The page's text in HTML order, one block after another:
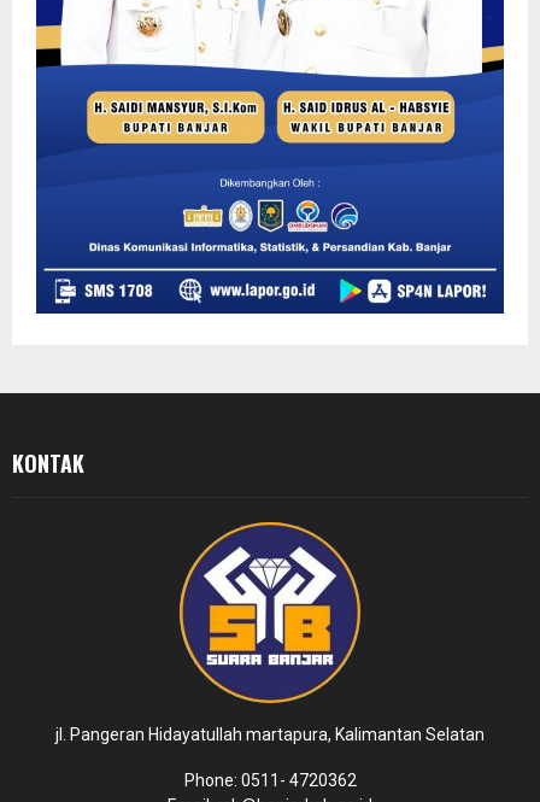
KONTAK
jl. Pangeran Hidayatullah martapura, Kalimantan Selatan
Phone: 0511- 4720362